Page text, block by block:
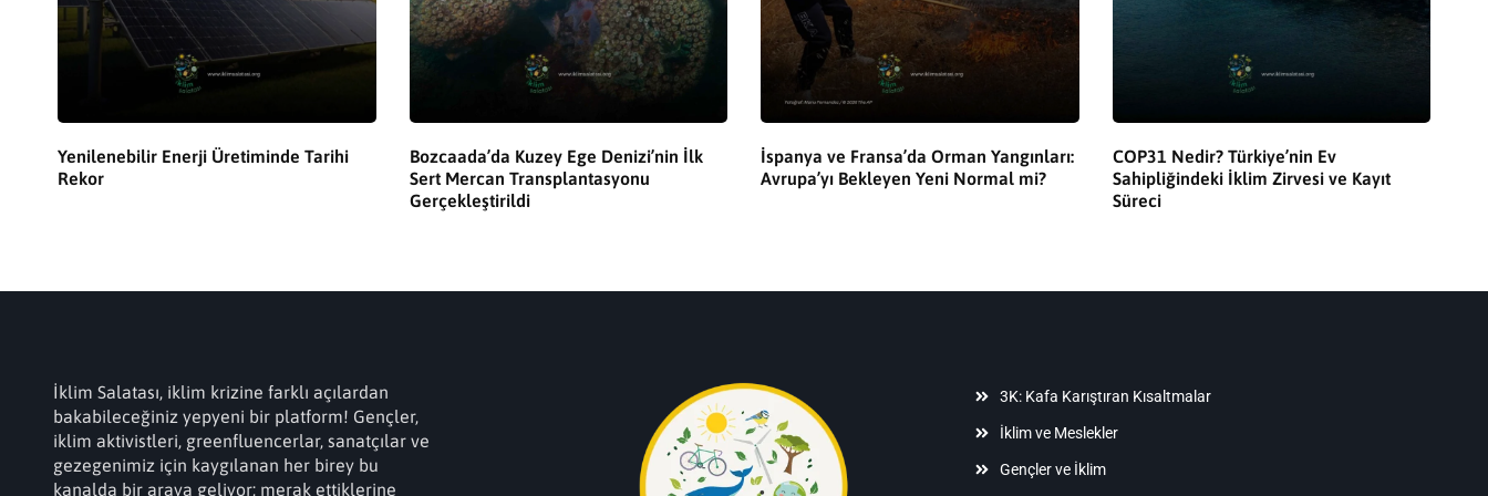
Yenilenebilir Enerji Üretiminde Tarihi
Rekor
Bozcaada’da Kuzey Ege Denizi’nin İlk
Sert Mercan Transplantasyonu
Gerçekleştirildi
İspanya ve Fransa’da Orman Yangınları:
Avrupa’yı Bekleyen Yeni Normal mi?
COP31 Nedir? Türkiye’nin Ev
Sahipliğindeki İklim Zirvesi ve Kayıt
Süreci
İklim Salatası, iklim krizine farklı açılardan
bakabileceğiniz yepyeni bir platform! Gençler,
iklim aktivistleri, greenfluencerlar, sanatçılar ve
gezegenimiz için kaygılanan her birey bu
kanalda bir araya geliyor; merak ettiklerine
3K: Kafa Karıştıran Kısaltmalar
İklim ve Meslekler
Gençler ve İklim